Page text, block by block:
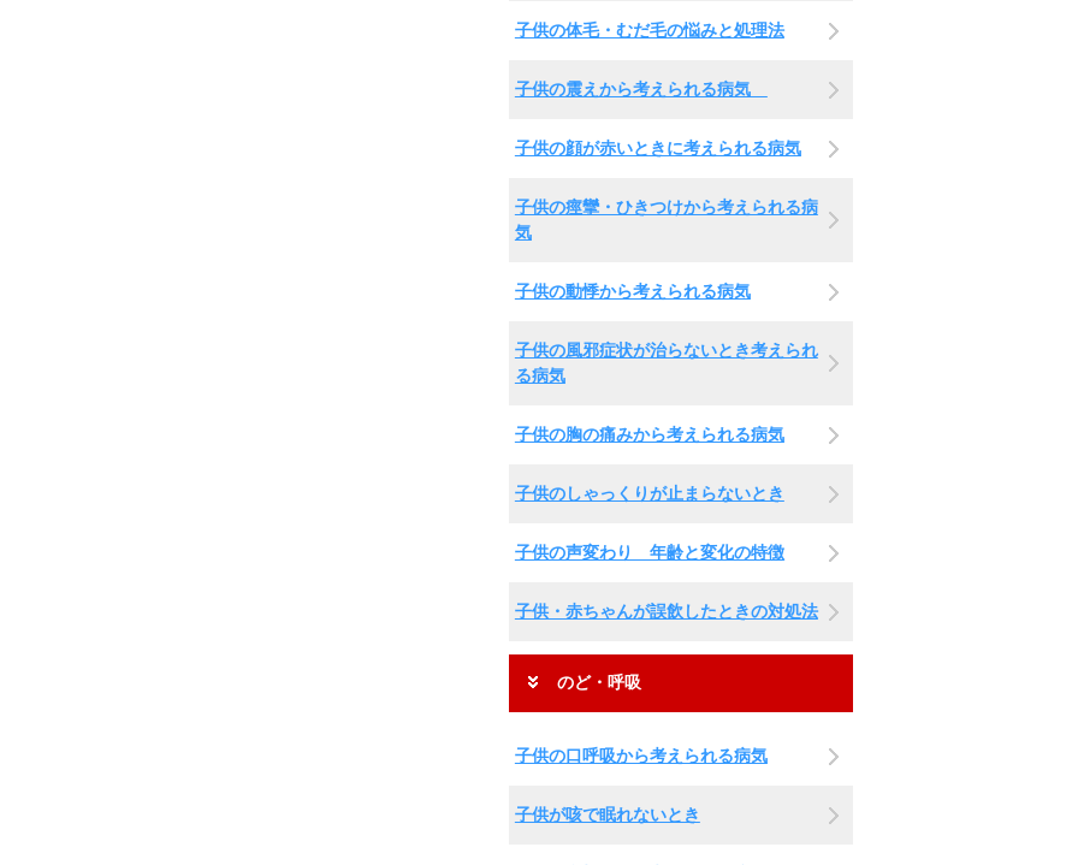
子供の体毛・むだ毛の悩みと処理法
子供の震えから考えられる病気
子供の顔が赤いときに考えられる病気
子供の痙攣・ひきつけから考えられる病
気
子供の動悸から考えられる病気
子供の風邪症状が治らないとき考えられ
る病気
子供の胸の痛みから考えられる病気
子供のしゃっくりが止まらないとき
子供の声変わり 年齢と変化の特徴
子供・赤ちゃんが誤飲したときの対処法
のど・呼吸
子供の口呼吸から考えられる病気
子供が咳で眠れないとき